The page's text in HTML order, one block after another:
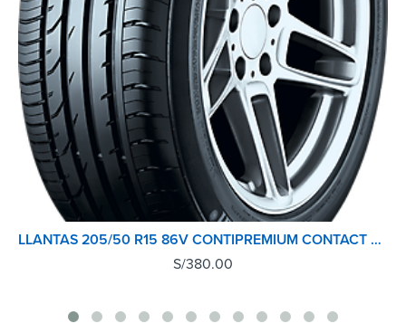
LLANTAS 205/50 R15 86V CONTIPREMIUM CONTACT 2 CONTINENTAL TL
S/380.00